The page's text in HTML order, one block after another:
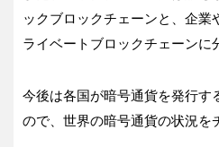
ックブロックチェーンと、企業
ライベートブロックチェーンに
今後は各国が暗号通貨を発行す
ので、世界の暗号通貨の状況を